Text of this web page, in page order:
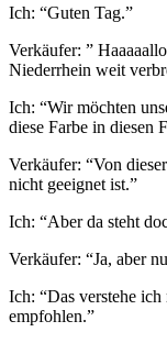
Ich: “Guten Tag.”
Verkäufer: ”
Niederrhein weit
Ich: “Wir möchten
diese Farbe in diesen
Verkäufer: “Von
nicht geeignet ist.”
Ich: “Aber da steht
Verkäufer: “Ja, aber
Ich: “Das verstehe
empfohlen.”